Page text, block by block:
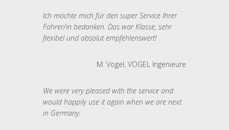
Ich möchte mich für den super Service Ihrer
Fahrer/in bedanken. Das war Klasse, sehr
flexibel und absolut empfehlenswert!
M. Vogel, VOGEL Ingenieure
We were very pleased with the service and
would happily use it again when we are next
in Germany.